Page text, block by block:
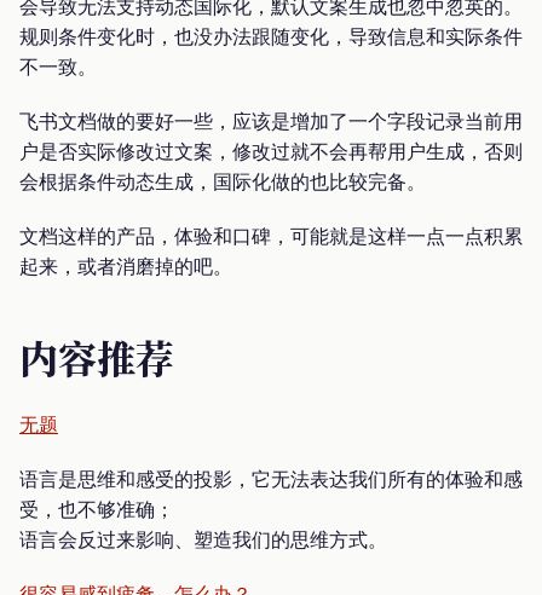
会导致无法支持动态国际化，默认文案生成也忽中忽英的。
规则条件变化时，也没办法跟随变化，导致信息和实际条件
不一致。
飞书文档做的要好一些，应该是增加了一个字段记录当前用
户是否实际修改过文案，修改过就不会再帮用户生成，否则
会根据条件动态生成，国际化做的也比较完备。
文档这样的产品，体验和口碑，可能就是这样一点一点积累
起来，或者消磨掉的吧。
内容推荐
无题
语言是思维和感受的投影，它无法表达我们所有的体验和感
受，也不够准确；
语言会反过来影响、塑造我们的思维方式。